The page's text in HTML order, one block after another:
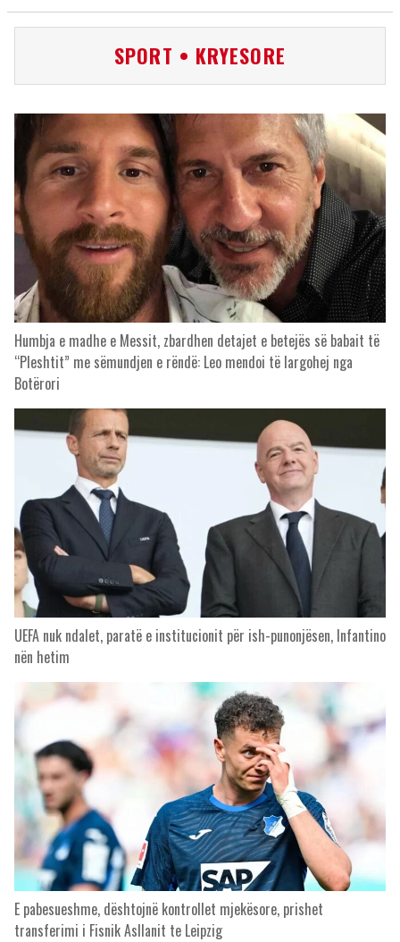
SPORT • KRYESORE
Humbja e madhe e Messit, zbardhen detajet e betejës së babait të
“Pleshtit” me sëmundjen e rëndë: Leo mendoi të largohej nga
Botërori
UEFA nuk ndalet, paratë e institucionit për ish-punonjësen, Infantino
nën hetim
E pabesueshme, dështojnë kontrollet mjekësore, prishet
transferimi i Fisnik Asllanit te Leipzig